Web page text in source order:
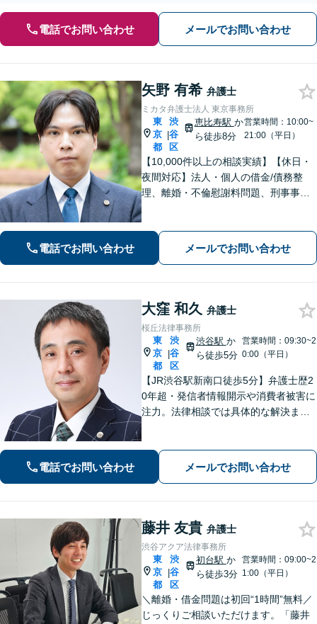
電話でお問い合わせ メールでお問い合わせ
矢野 有希 弁護士
ミカタ弁護士法人 東京事務所
東
京
都
|
渋
谷
区
恵比寿駅 か
ら徒歩8分
営業時間：10:00~
21:00（平日）
【10,000件以上の相談実績】【休日・
夜間対応】法人・個人の借金/債務整
理、離婚・不倫慰謝料問題、刑事事
応いたします。
電話でお問い合わせ メールでお問い合わせ
大窪 和久 弁護士
桜丘法律事務所
東
京
都
|
渋
谷
区
渋谷駅 か
ら徒歩5分
営業時間：09:30~2
0:00（平日）
【JR渋谷駅新南口徒歩5分】弁護士歴2
0年超・発信者情報開示や消費者被害に
注力。法律相談では具体的な解決まで
粘り強く活動します。
電話でお問い合わせ メールでお問い合わせ
藤井 友貴 弁護士
渋谷アクア法律事務所
東
京
都
|
渋
谷
区
初台駅 か
ら徒歩3分
営業時間：09:00~2
1:00（平日）
＼離婚・借金問題は初回“1時間”無料／
じっくりご相談いただけます。「藤井